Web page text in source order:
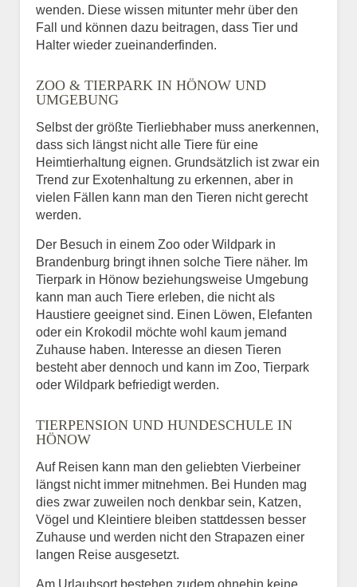
wenden. Diese wissen mitunter mehr über den
Fall und können dazu beitragen, dass Tier und
Halter wieder zueinanderfinden.
ZOO & TIERPARK IN HÖNOW UND
UMGEBUNG
Selbst der größte Tierliebhaber muss anerkennen,
dass sich längst nicht alle Tiere für eine
Heimtierhaltung eignen. Grundsätzlich ist zwar ein
Trend zur Exotenhaltung zu erkennen, aber in
vielen Fällen kann man den Tieren nicht gerecht
werden.
Der Besuch in einem Zoo oder Wildpark in
Brandenburg bringt ihnen solche Tiere näher. Im
Tierpark in Hönow beziehungsweise Umgebung
kann man auch Tiere erleben, die nicht als
Haustiere geeignet sind. Einen Löwen, Elefanten
oder ein Krokodil möchte wohl kaum jemand
Zuhause haben. Interesse an diesen Tieren
besteht aber dennoch und kann im Zoo, Tierpark
oder Wildpark befriedigt werden.
TIERPENSION UND HUNDESCHULE IN
HÖNOW
Auf Reisen kann man den geliebten Vierbeiner
längst nicht immer mitnehmen. Bei Hunden mag
dies zwar zuweilen noch denkbar sein, Katzen,
Vögel und Kleintiere bleiben stattdessen besser
Zuhause und werden nicht den Strapazen einer
langen Reise ausgesetzt.
Am Urlaubsort bestehen zudem ohnehin keine